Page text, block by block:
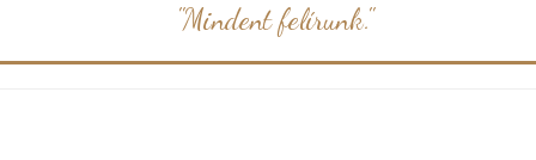
"Mindent felírunk."